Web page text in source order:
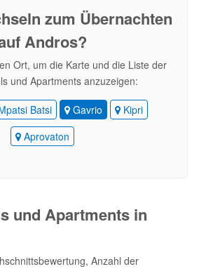
zum Übernachten
Andros?
Ort, um die Karte und die Liste der
und Apartments anzuzeigen:
Batsi Gavrio
Kipri
Aprovaton
und Apartments in
Anzahl der